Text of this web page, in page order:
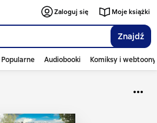
Znajdź
Zaloguj się Moje książki
Popularne Audiobooki Komiksy i webtoony